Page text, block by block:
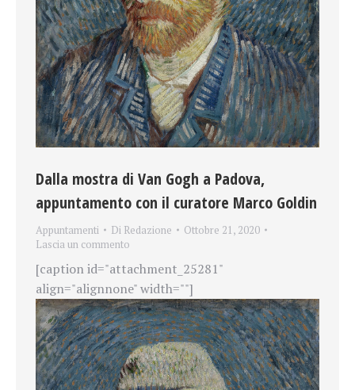
Dalla mostra di Van Gogh a Padova,
appuntamento con il curatore Marco Goldin
Appuntamenti Di Redazione
Ottobre 21, 2020
Lascia un commento
[caption id="attachment_25281"
align="alignnone" width=""]